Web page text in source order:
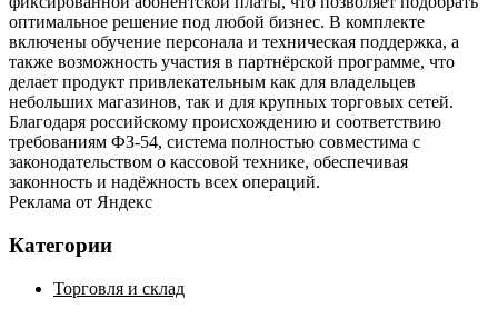
оптимальное решение под любой бизнес. В комплекте
включены обучение персонала и техническая поддержка, а
также возможность участия в партнёрской программе, что
делает продукт привлекательным как для владельцев
небольших магазинов, так и для крупных торговых сетей.
Благодаря российскому происхождению и соответствию
требованиям ФЗ‑54, система полностью совместима с
законодательством о кассовой технике, обеспечивая
законность и надёжность всех операций.
Реклама от Яндекс
Категории
Торговля и склад